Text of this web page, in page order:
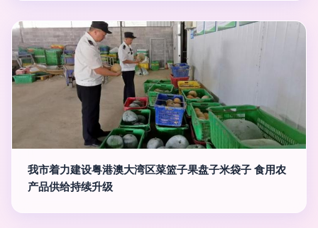
我市着力建设粤港澳大湾区菜篮子果盘子米袋子 食用农
产品供给持续升级